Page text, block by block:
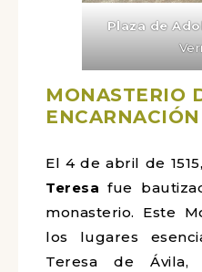
Plaza de
MONASTERIO
ENCARNACIÓN
El 4 de abril de
Teresa fue
monasterio. Este
los lugares
Teresa de Ávila,